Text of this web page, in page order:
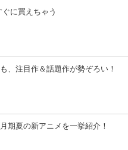
に買えちゃう
、注目作＆話題作が勢ぞろい！
期夏の新アニメを一挙紹介！